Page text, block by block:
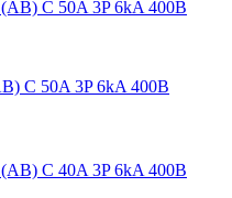
C 50A 3P 6kA 400В